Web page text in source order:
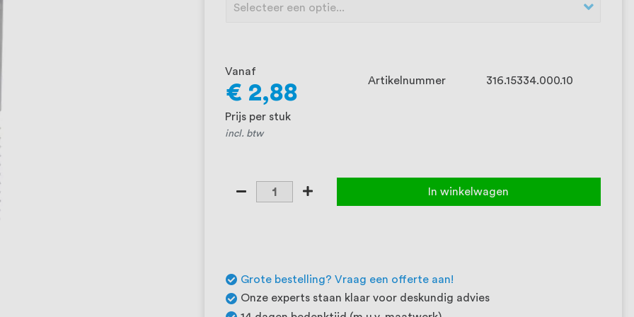
Vanaf
€ 2,88
Prijs per stuk
incl. btw
Artikelnummer 316.15334.000.10
In winkelwagen
Grote bestelling? Vraag een offerte aan!
Onze experts staan klaar voor deskundig advies